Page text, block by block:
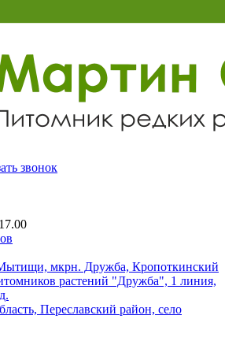
звонок
мкрн. Дружба, Кропоткинский
растений "Дружба", 1 линия,
Переславский район, село